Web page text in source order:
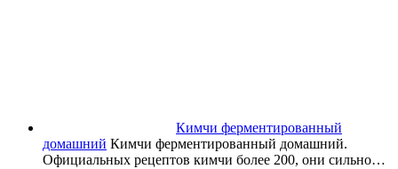
Кимчи ферментированный
домашний Кимчи ферментированный домашний.
Официальных рецептов кимчи более 200, они сильно…